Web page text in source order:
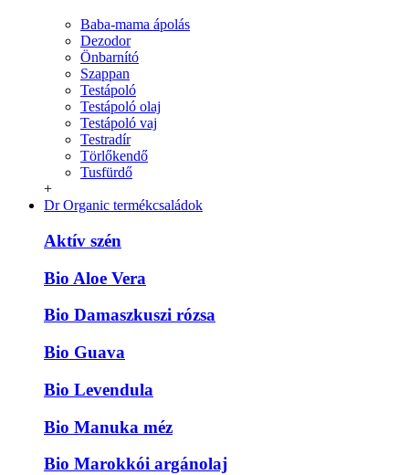
Baba-mama ápolás
Dezodor
Önbarnító
Szappan
Testápoló
Testápoló olaj
Testápoló vaj
Testradír
Törlőkendő
Tusfürdő
+
Dr Organic termékcsaládok
Aktív szén
Bio Aloe Vera
Bio Damaszkuszi rózsa
Bio Guava
Bio Levendula
Bio Manuka méz
Bio Marokkói argánolaj